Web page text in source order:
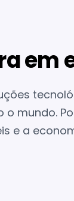
em
mundo.
e a